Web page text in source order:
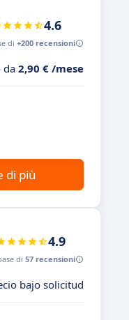
4.6
di +200 recensioni
da 2,90 € /mese
di più
4.9
di 57 recensioni
bajo solicitud